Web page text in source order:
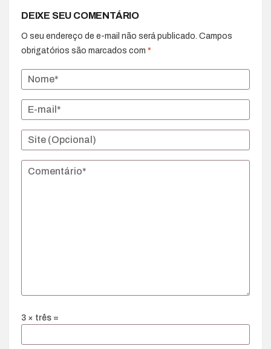
DEIXE SEU COMENTÁRIO
O seu endereço de e-mail não será publicado. Campos
obrigatórios são marcados com *
3 × três =